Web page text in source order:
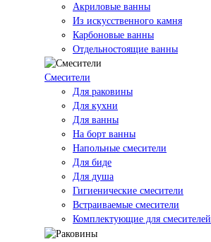
Акриловые ванны
Из искусственного камня
Карбоновые ванны
Отдельностоящие ванны
Смесители
Для раковины
Для кухни
Для ванны
На борт ванны
Напольные смесители
Для биде
Для душа
Гигиенические смесители
Встраиваемые смесители
Комплектующие для смесителей